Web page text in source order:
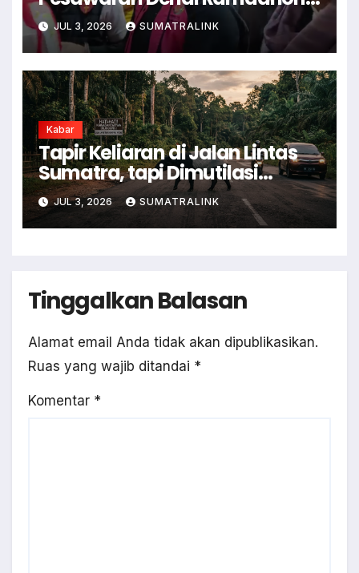
Pukul Kamera Wartawan
JUL 3, 2026 SUMATRALINK
Kabar
Tapir Keliaran di Jalan Lintas
Sumatra, tapi Dimutilasi
Warga
JUL 3, 2026 SUMATRALINK
Tinggalkan Balasan
Alamat email Anda tidak akan dipublikasikan.
Ruas yang wajib ditandai *
Komentar *